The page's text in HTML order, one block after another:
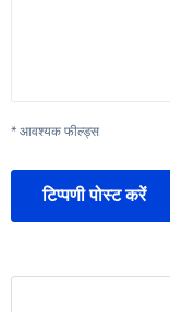
* आवश्यक फील्ड्स
टिप्पणी पोस्ट करें